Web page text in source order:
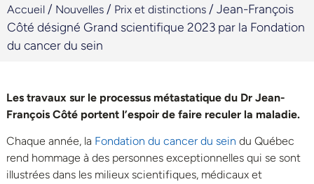
Accueil / Nouvelles / Prix et distinctions / Jean-François
Côté désigné Grand scientifique 2023 par la Fondation
du cancer du sein
Les travaux sur le processus métastatique du Dr Jean-
François Côté portent l’espoir de faire reculer la maladie.
Chaque année, la Fondation du cancer du sein du Québec
rend hommage à des personnes exceptionnelles qui se sont
illustrées dans les milieux scientifiques, médicaux et